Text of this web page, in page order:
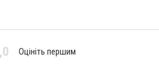
Оцініть першим